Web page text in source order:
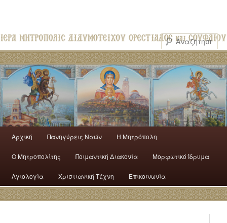
Αρχική Πανηγύρεις Ναών H Mητρόπολη
Ο Mητροπολίτης Ποιμαντική Διακονία Μορφωτικό Ίδρυμα
Αγιολογία Χριστιανική Τέχνη Επικοινωνία